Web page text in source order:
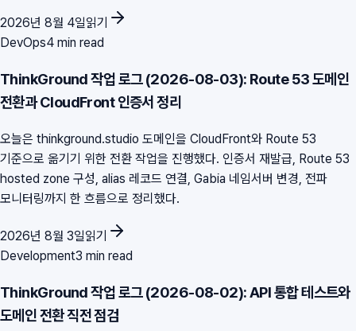
2026년 8월 4일읽기
DevOps4 min read
ThinkGround 작업 로그 (2026-08-03): Route 53 도메인
전환과 CloudFront 인증서 정리
오늘은 thinkground.studio 도메인을 CloudFront와 Route 53
기준으로 옮기기 위한 전환 작업을 진행했다. 인증서 재발급, Route 53
hosted zone 구성, alias 레코드 연결, Gabia 네임서버 변경, 전파
모니터링까지 한 흐름으로 정리했다.
2026년 8월 3일읽기
Development3 min read
ThinkGround 작업 로그 (2026-08-02): API 통합 테스트와
도메인 전환 직전 점검